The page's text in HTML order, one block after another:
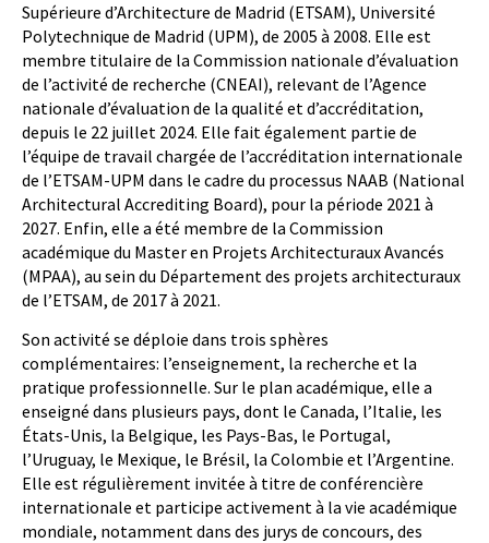
Supérieure d’Architecture de Madrid (ETSAM), Université
Polytechnique de Madrid (UPM), de 2005 à 2008. Elle est
membre titulaire de la Commission nationale d’évaluation
de l’activité de recherche (CNEAI), relevant de l’Agence
nationale d’évaluation de la qualité et d’accréditation,
depuis le 22 juillet 2024. Elle fait également partie de
l’équipe de travail chargée de l’accréditation internationale
de l’ETSAM-UPM dans le cadre du processus NAAB (National
Architectural Accrediting Board), pour la période 2021 à
2027. Enfin, elle a été membre de la Commission
académique du Master en Projets Architecturaux Avancés
(MPAA), au sein du Département des projets architecturaux
de l’ETSAM, de 2017 à 2021.
Son activité se déploie dans trois sphères
complémentaires: l’enseignement, la recherche et la
pratique professionnelle. Sur le plan académique, elle a
enseigné dans plusieurs pays, dont le Canada, l’Italie, les
États-Unis, la Belgique, les Pays-Bas, le Portugal,
l’Uruguay, le Mexique, le Brésil, la Colombie et l’Argentine.
Elle est régulièrement invitée à titre de conférencière
internationale et participe activement à la vie académique
mondiale, notamment dans des jurys de concours, des